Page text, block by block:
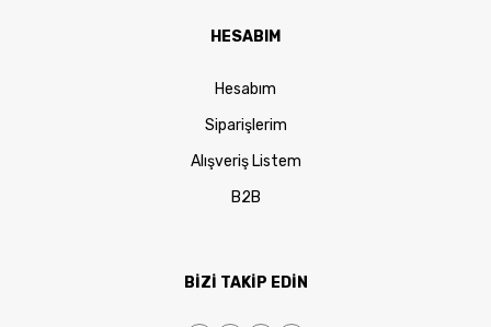
HESABIM
Hesabım
Siparişlerim
Alışveriş Listem
B2B
BİZİ TAKİP EDİN